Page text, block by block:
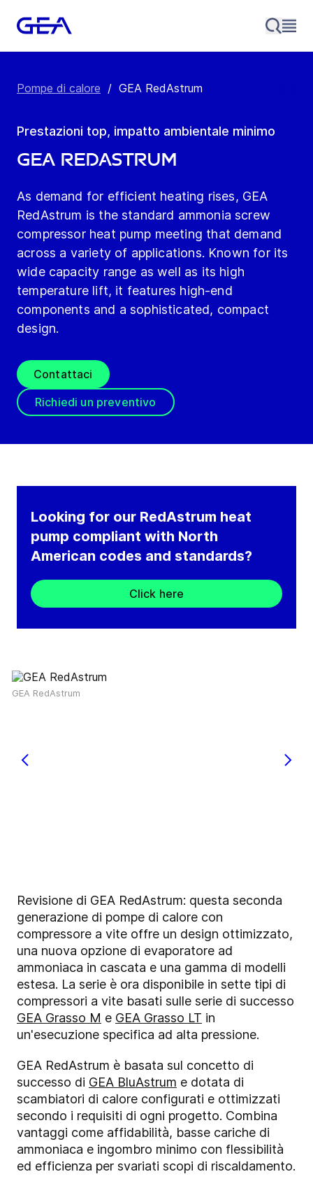
Pompe di calore / GEA RedAstrum
Prestazioni top, impatto ambientale minimo
GEA RedAstrum
As demand for efficient heating rises, GEA
RedAstrum is the standard ammonia screw
compressor heat pump meeting that demand
across a variety of applications. Known for its
wide capacity range as well as its high
temperature lift, it features high-end
components and a sophisticated, compact
design.
Contattaci
Richiedi un preventivo
Looking for our RedAstrum heat
pump compliant with North
American codes and standards?
Click here
GEA RedAstrum
Revisione di GEA RedAstrum: questa seconda
generazione di pompe di calore con
compressore a vite offre un design ottimizzato,
una nuova opzione di evaporatore ad
ammoniaca in cascata e una gamma di modelli
estesa. La serie è ora disponibile in sette tipi di
compressori a vite basati sulle serie di successo
GEA Grasso M e GEA Grasso LT in
un'esecuzione specifica ad alta pressione.
GEA RedAstrum è basata sul concetto di
successo di GEA BluAstrum e dotata di
scambiatori di calore configurati e ottimizzati
secondo i requisiti di ogni progetto. Combina
vantaggi come affidabilità, basse cariche di
ammoniaca e ingombro minimo con flessibilità
ed efficienza per svariati scopi di riscaldamento.